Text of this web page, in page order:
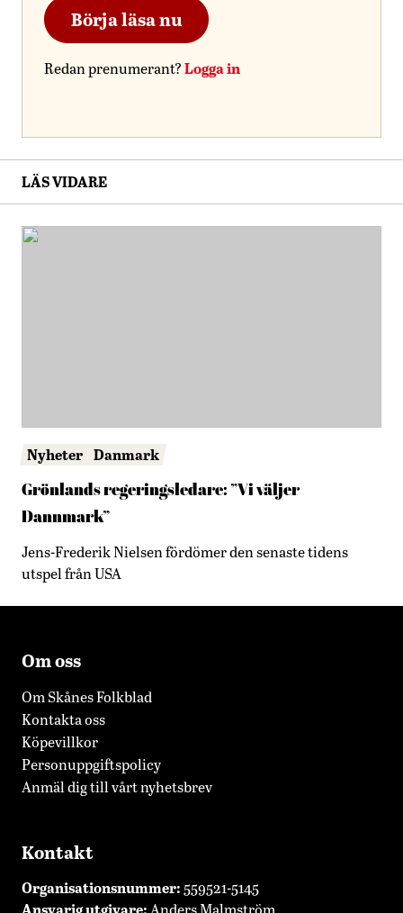
Börja läsa nu
Redan prenumerant?Logga in
LÄS VIDARE
Nyheter Danmark
Grönlands regeringsledare: ”Vi väljer
Dannmark”
Jens-Frederik Nielsen fördömer den senaste tidens
utspel från USA
Om oss
Om Skånes Folkblad
Kontakta oss
Köpevillkor
Personuppgiftspolicy
Anmäl dig till vårt nyhetsbrev
Kontakt
Organisationsnummer:559521-5145